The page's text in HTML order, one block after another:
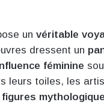
un véritable
dressent un
féminine
leurs toiles, les
figures